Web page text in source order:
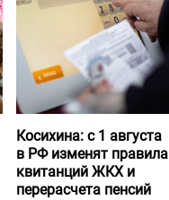
Косихина: с 1 августа
в РФ изменят правила
квитанций ЖКХ и
перерасчета пенсий